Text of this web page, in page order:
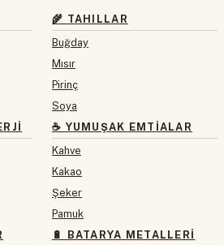
🌾 TAHILLAR
Buğday
Mısır
Pirinç
Soya
☕ YUMUŞAK EMTIALAR
Kahve
Kakao
Şeker
Pamuk
🔋 BATARYA METALLERI